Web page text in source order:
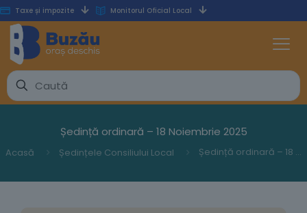
Taxe și impozite Monitorul Oficial Local
Ședință ordinară – 18 Noiembrie 2025
Acasă Ședințele Consiliului Local Ședință ordinară – 18 Noiembrie 2025